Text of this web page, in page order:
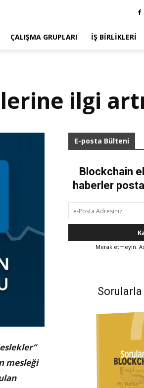
ÇALIŞMA GRUPLARI İŞ BIRLIKLERI
ilgi
mesleği
E-posta Bülteni
Blockchain
haberler
Merak etmeyin.